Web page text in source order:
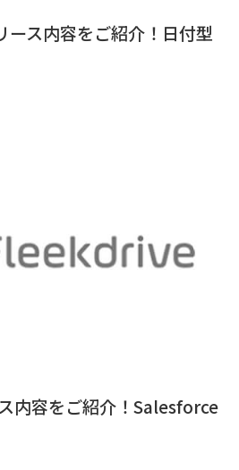
ス内容をご紹介！日付型
内容をご紹介！Salesforce